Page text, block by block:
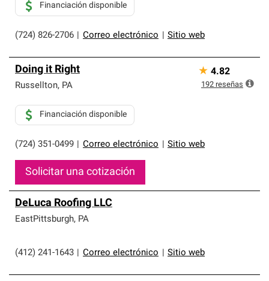
(724) 826-2706 Correo electrónico Sitio web
Financiación disponible
Doing it Right
Russellton, PA
(724) 351-0499 Correo electrónico Sitio web
Financiación disponible
Solicitar una cotización
★ 4.82
192 reseñas
DeLuca Roofing LLC
EastPittsburgh, PA
(412) 241-1643 Correo electrónico Sitio web